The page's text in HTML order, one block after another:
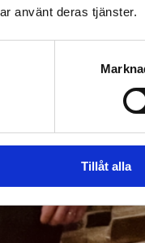
använt deras tjänster.
Tillåt alla